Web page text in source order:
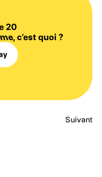
20
, c’est quoi ?
Suivant